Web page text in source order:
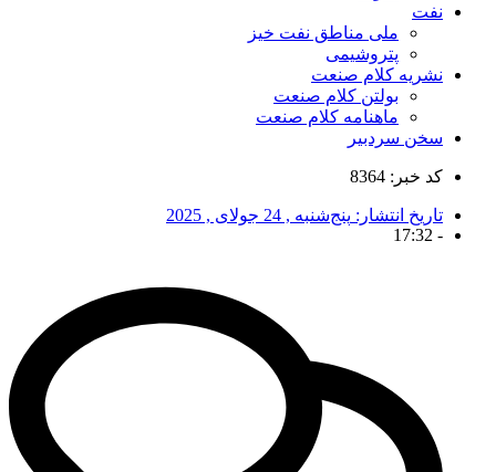
نفت
ملی مناطق نفت خیز
پتروشیمی
نشریه کلام صنعت
بولتن کلام صنعت
ماهنامه کلام صنعت
سخن سردبیر
کد خبر: 8364
تاریخ انتشار: پنج‌شنبه , 24 جولای , 2025
-
17:32